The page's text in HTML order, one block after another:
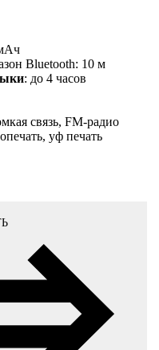
Bluetooth: 10 м
: до 4 часов
связь, FM-радио
уф печать